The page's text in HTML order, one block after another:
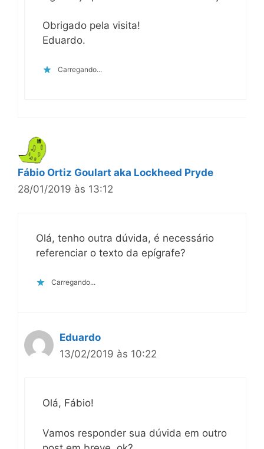
Obrigado pela visita!
Eduardo.
Carregando...
Fábio Ortiz Goulart aka Lockheed Pryde
28/01/2019 às 13:12
Olá, tenho outra dúvida, é necessário
referenciar o texto da epígrafe?
Carregando...
Eduardo
13/02/2019 às 10:22
Olá, Fábio!
Vamos responder sua dúvida em outro